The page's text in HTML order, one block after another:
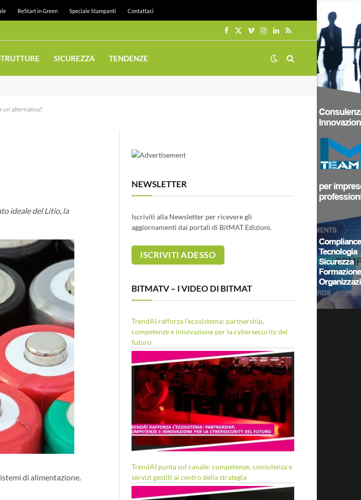
ReStart in Green Speciale Stampanti Contattaci
Facebook
X
VimeoInstagram
LinkedIn
RSS
SICUREZZA TENDENZE
un’alternativa?
ideale del Litio, la
di alimentazione.
NEWSLETTER
Iscriviti alla Newsletter per ricevere gli
aggiornamenti dai portali di BitMAT Edizioni.
BITMATV – I VIDEO DI BITMAT
TrendAI rafforza l’ecosistema: partnership,
competenze e innovazione per la cybersecurity del
futuro
TrendAI punta sul canale: competenze, consulenza e
servizi gestiti al centro della strategia